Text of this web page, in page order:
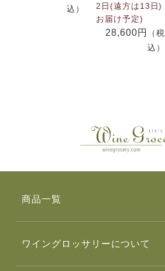
込）
2日(遠方は13日)
お届け予定)
28,600円
（税
込）
商品一覧
ワイングロッサリーについて